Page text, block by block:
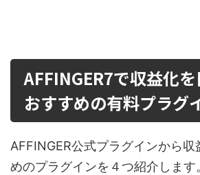
AFFINGER7で収益化
おすすめの有料プラグ
AFFINGER公式プラグインから
めのプラグインを４つ紹介します